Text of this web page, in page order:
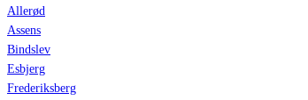
Allerød
Assens
Bindslev
Esbjerg
Frederiksberg